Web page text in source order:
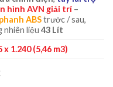
hình AVN giải trí–
phanh ABStrước / sau,
nhiên liệu43 Lít
x 1.240 (5,46 m3)